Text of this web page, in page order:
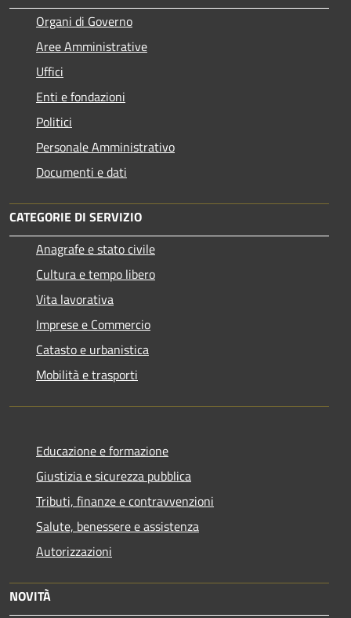
Organi di Governo
Aree Amministrative
Uffici
Enti e fondazioni
Politici
Personale Amministrativo
Documenti e dati
CATEGORIE DI SERVIZIO
Anagrafe e stato civile
Cultura e tempo libero
Vita lavorativa
Imprese e Commercio
Catasto e urbanistica
Mobilità e trasporti
Educazione e formazione
Giustizia e sicurezza pubblica
Tributi, finanze e contravvenzioni
Salute, benessere e assistenza
Autorizzazioni
NOVITÀ